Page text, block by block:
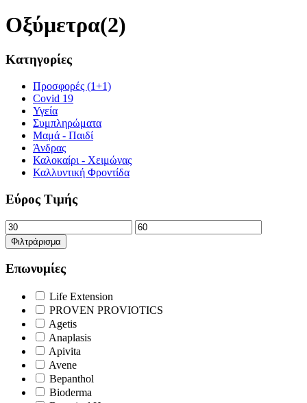
Οξύμετρα(2)
Κατηγορίες
Προσφορές (1+1)
Covid 19
Υγεία
Συμπληρώματα
Μαμά - Παιδί
Άνδρας
Καλοκαίρι - Χειμώνας
Καλλυντική Φροντίδα
Εύρος Τιμής
Ελάχιστη
τιμή
Μέγιστη
τιμή
Φιλτράρισμα
Επωνυμίες
Life Extension
PROVEN PROVIOTICS
Agetis
Anaplasis
Apivita
Avene
Bepanthol
Bioderma